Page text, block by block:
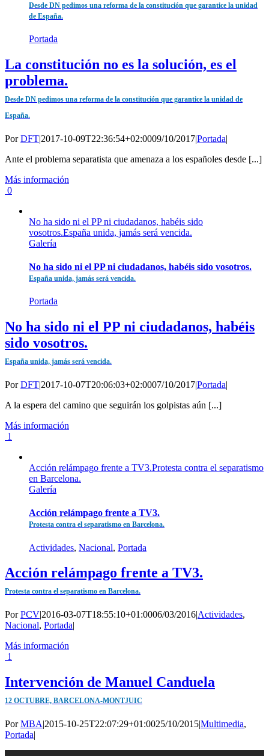
Desde DN pedimos una reforma de la constitución que garantice la unidad
de España.
Portada
La constitución no es la solución, es el
problema.
Desde DN pedimos una reforma de la constitución que garantice la unidad de
España.
PorDFT|2017-10-09T22:36:54+02:0009/10/2017|Portada|
Ante el problema separatista que amenaza a los españoles desde [...]
Más información
0
No ha sido ni el PP ni ciudadanos, habéis sido
vosotros.España unida, jamás será vencida.
Galería
No ha sido ni el PP ni ciudadanos, habéis sido vosotros.
España unida, jamás será vencida.
Portada
No ha sido ni el PP ni ciudadanos, habéis
sido vosotros.
España unida, jamás será vencida.
PorDFT|2017-10-07T20:06:03+02:0007/10/2017|Portada|
A la espera del camino que seguirán los golpistas aún [...]
Más información
1
Acción relámpago frente a TV3.Protesta contra el separatismo
en Barcelona.
Galería
Acción relámpago frente a TV3.
Protesta contra el separatismo en Barcelona.
Actividades, Nacional, Portada
Acción relámpago frente a TV3.
Protesta contra el separatismo en Barcelona.
PorPCV|2016-03-07T18:55:10+01:0006/03/2016|Actividades,
Nacional, Portada|
Más información
1
Intervención de Manuel Canduela
12 OCTUBRE, BARCELONA-MONTJUIC
PorMBA|2015-10-25T22:07:29+01:0025/10/2015|Multimedia,
Portada|